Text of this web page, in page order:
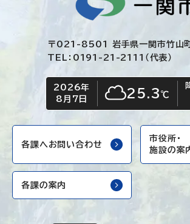
〒021-8501 岩手県一関市竹山
TEL：0191-21-2111（代表）
今日の日付
2026年
8月7日
今日の天気
くもり25.3℃
各課へお問い合わせ
市役所・
施設の案
各課の案内